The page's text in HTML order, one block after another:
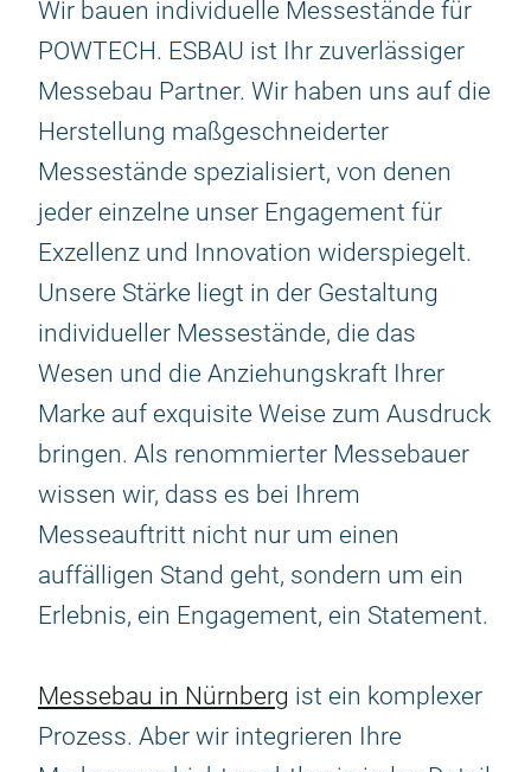
Wir bauen individuelle Messestände für
POWTECH. ESBAU ist Ihr zuverlässiger
Messebau Partner. Wir haben uns auf die
Herstellung maßgeschneiderter
Messestände spezialisiert, von denen
jeder einzelne unser Engagement für
Exzellenz und Innovation widerspiegelt.
Unsere Stärke liegt in der Gestaltung
individueller Messestände, die das
Wesen und die Anziehungskraft Ihrer
Marke auf exquisite Weise zum Ausdruck
bringen. Als renommierter Messebauer
wissen wir, dass es bei Ihrem
Messeauftritt nicht nur um einen
auffälligen Stand geht, sondern um ein
Erlebnis, ein Engagement, ein Statement.
Messebau in Nürnberg ist ein komplexer
Prozess. Aber wir integrieren Ihre